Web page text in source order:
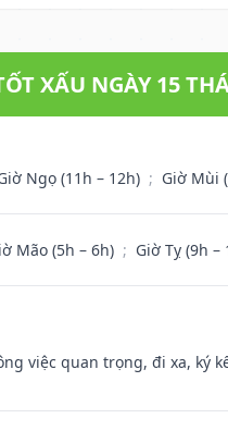
XẤU NGÀY 15
Ngọ (11h – 12h) ; Giờ Mùi
Mão (5h – 6h) ; Giờ Tỵ (9h –
việc quan trọng, đi xa, ký